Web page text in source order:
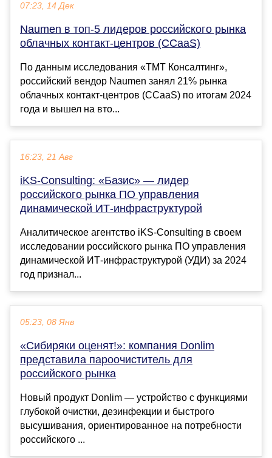
07:23, 14 Дек
Naumen в топ-5 лидеров российского рынка
облачных контакт-центров (CCaaS)
По данным исследования «ТМТ Консалтинг»,
российский вендор Naumen занял 21% рынка
облачных контакт-центров (CCaaS) по итогам 2024
года и вышел на вто...
16:23, 21 Авг
iKS-Consulting: «Базис» — лидер
российского рынка ПО управления
динамической ИТ-инфраструктурой
Аналитическое агентство iKS-Consulting в своем
исследовании российского рынка ПО управления
динамической ИТ-инфраструктурой (УДИ) за 2024
год признал...
05:23, 08 Янв
«Сибиряки оценят!»: компания Donlim
представила пароочиститель для
российского рынка
Новый продукт Donlim — устройство с функциями
глубокой очистки, дезинфекции и быстрого
высушивания, ориентированное на потребности
российского ...